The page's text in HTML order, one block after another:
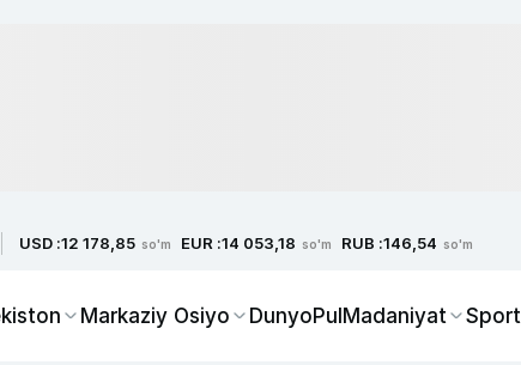
USD :12 178,85 so'm EUR :14 053,18 so'm RUB :146,54 so'm
Markaziy Osiyo DunyoPulMadaniyat Sport